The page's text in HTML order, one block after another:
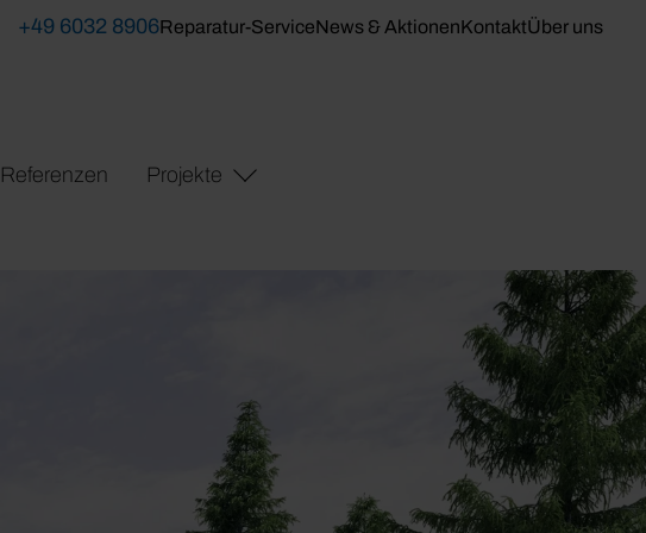
+49 6032 8906Reparatur-ServiceNews & AktionenKontaktÜber uns
Referenzen Projekte